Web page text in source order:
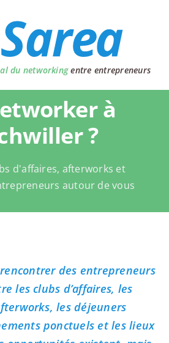
du networkingentre entrepreneurs
à
?
d'affaires, afterworks et
autour de vous
des entrepreneurs
les clubs d’affaires, les
les déjeuners
ponctuels et les lieux